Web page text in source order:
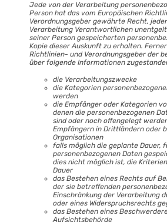
Jede von der Verarbeitung
Person hat das vom Europäischen
Verordnungsgeber gewährte Recht,
Verarbeitung Verantwortlichen
seiner Person gespeicherten
Kopie dieser Auskunft zu erhalten.
Richtlinien- und Verordnungsgeber der
über folgende Informationen
die Verarbeitungszwecke
die Kategorien
werden
die Empfänger oder Kategorien
denen die personenbezogenen
sind oder noch offengelegt
Empfängern in Drittländern oder
Organisationen
falls möglich die geplante Dauer,
personenbezogenen Daten
dies nicht möglich ist, die
Dauer
das Bestehen eines Rechts auf
der sie betreffenden
Einschränkung der Verarbeitung
oder eines Widerspruchsrechts
das Bestehen eines
Aufsichtsbehörde